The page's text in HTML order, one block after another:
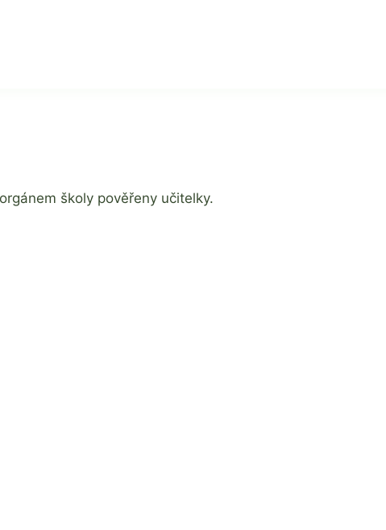
školy pověřeny učitelky.